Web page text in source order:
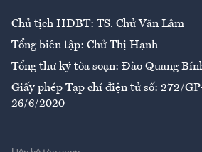
Chủ tịch HĐBT: TS. Chử Văn Lâm
Tổng biên tập: Chử Thị Hạnh
Tổng thư ký tòa soạn: Đào Quang
Giấy phép Tạp chí điện tử số: 272/
26/6/2020